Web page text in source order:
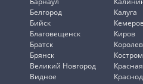
Белгород
Бийск
Благовещенск
Братск
Брянск
Великий Новгород
Видное
Калуга
Киров
Королев